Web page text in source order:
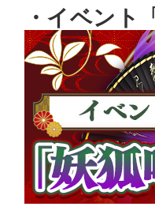
・イベント